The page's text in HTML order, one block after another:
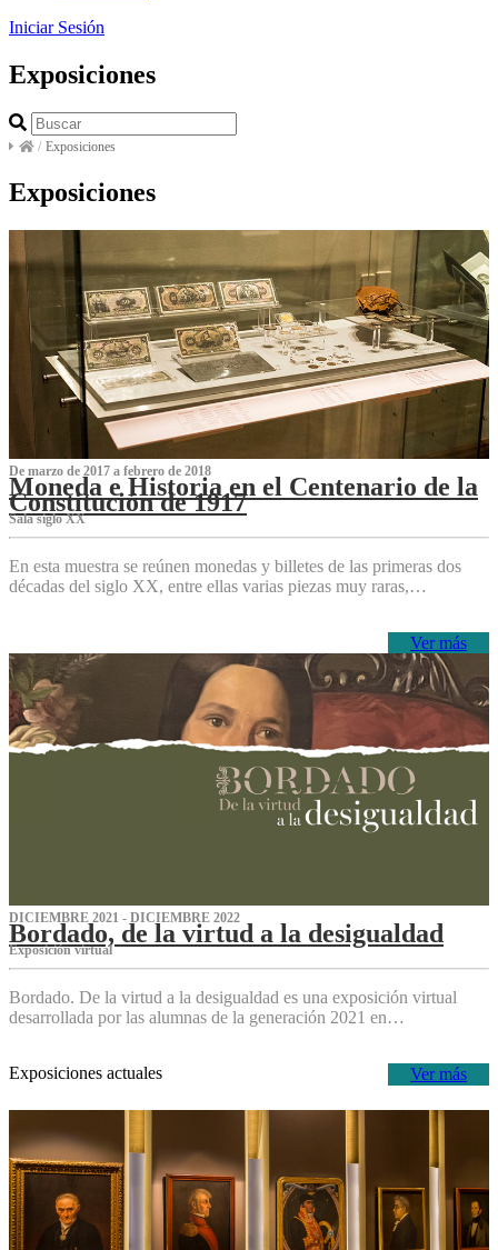
Iniciar Sesión
Exposiciones
/ Exposiciones
Exposiciones
De marzo de 2017 a febrero de 2018
Moneda e Historia en el Centenario de la
Constitución de 1917
Sala siglo XX
En esta muestra se reúnen monedas y billetes de las primeras dos
décadas del siglo XX, entre ellas varias piezas muy raras,…
Ver más
DICIEMBRE 2021 - DICIEMBRE 2022
Bordado, de la virtud a la desigualdad
Exposición virtual‌
Bordado. De la virtud a la desigualdad es una exposición virtual
desarrollada por las alumnas de la generación 2021 en…
Ver más
Exposiciones actuales